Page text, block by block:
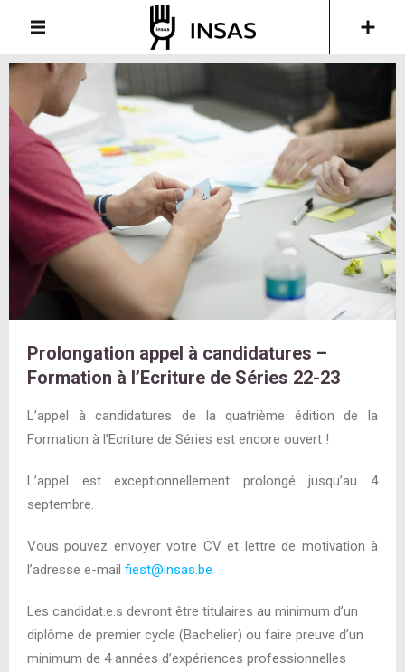
Prolongation appel à candidatures –
Formation à l’Ecriture de Séries 22-23
L’appel à candidatures de la quatrième édition de la
Formation à l’Ecriture de Séries est encore ouvert !
L’appel est exceptionnellement prolongé jusqu’au 4
septembre.
Vous pouvez envoyer votre CV et lettre de motivation à
l’adresse e-mail fiest@insas.be
Les candidat.e.s devront être titulaires au minimum d’un
diplôme de premier cycle (Bachelier) ou faire preuve d’un
minimum de 4 années d’expériences professionnelles